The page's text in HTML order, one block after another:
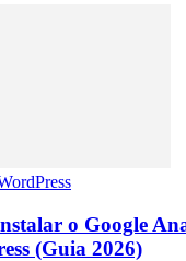
o Google
(Guia 2026)